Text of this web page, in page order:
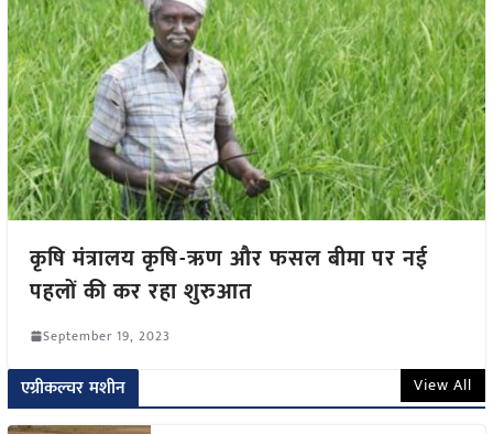
कृषि मंत्रालय कृषि-ऋण और फसल बीमा पर नई
पहलों की कर रहा शुरुआत
September 19, 2023
एग्रीकल्चर मशीन View All